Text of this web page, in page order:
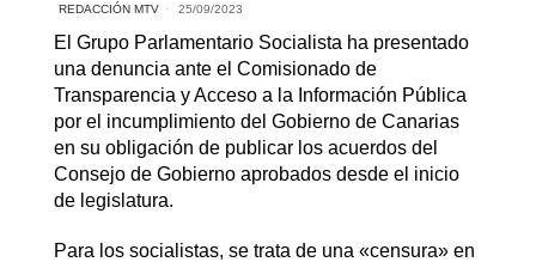
REDACCIÓN MTV 25/09/2023
El Grupo Parlamentario Socialista ha presentado
una denuncia ante el Comisionado de
Transparencia y Acceso a la Información Pública
por el incumplimiento del Gobierno de Canarias
en su obligación de publicar los acuerdos del
Consejo de Gobierno aprobados desde el inicio
de legislatura.
Para los socialistas, se trata de una «censura» en